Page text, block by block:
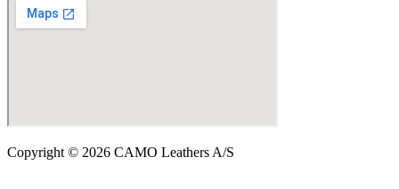
Copyright © 2026 CAMO Leathers A/S